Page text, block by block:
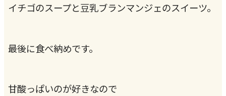
イチゴのスープと豆乳ブランマンジェのスイーツ。
最後に食べ納めです。
甘酸っぱいのが好きなので